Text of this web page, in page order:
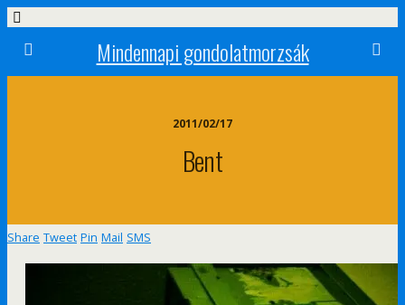
Mindennapi gondolatmorzsák
2011/02/17
Bent
Share Tweet Pin Mail SMS